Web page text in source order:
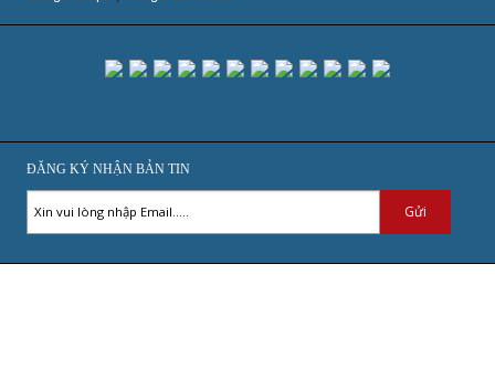
ĐĂNG KÝ NHẬN BẢN TIN